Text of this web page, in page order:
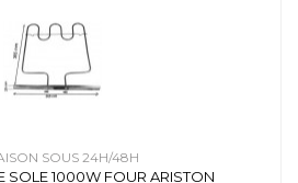
SOUS 24H/48H
SOLE 1000W FOUR ARISTON